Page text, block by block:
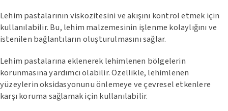
Lehim pastalarının viskozitesini ve akışını kontrol etmek için
kullanılabilir. Bu, lehim malzemesinin işlenme kolaylığını ve
istenilen bağlantıların oluşturulmasını sağlar.
Lehim pastalarına eklenerek lehimlenen bölgelerin
korunmasına yardımcı olabilir. Özellikle, lehimlenen
yüzeylerin oksidasyonunu önlemeye ve çevresel etkenlere
karşı koruma sağlamak için kullanılabilir.